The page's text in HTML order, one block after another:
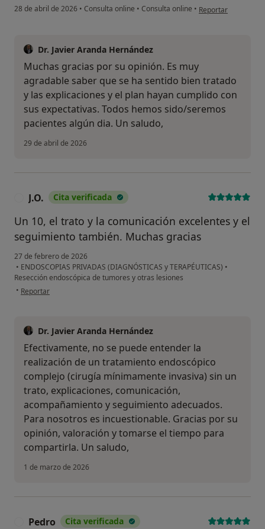
28 de abril de 2026 • Consulta online • Consulta online • en opinión del
Reportar
Dr. Javier Aranda Hernández
Muchas gracias por su opinión. Es muy
agradable saber que se ha sentido bien tratado
y las explicaciones y el plan hayan cumplido con
sus expectativas. Todos hemos sido/seremos
pacientes algún dia. Un saludo,
29 de abril de 2026
J.O. Cita verificada
Un 10, el trato y la comunicación excelentes y el
seguimiento también. Muchas gracias
27 de febrero de 2026
• ENDOSCOPIAS PRIVADAS (DIAGNÓSTICAS y TERAPÉUTICAS) •
Resección endoscópica de tumores y otras lesiones
• en opinión del usuario J.O.
Reportar
Dr. Javier Aranda Hernández
Efectivamente, no se puede entender la
realización de un tratamiento endoscópico
complejo (cirugía mínimamente invasiva) sin un
trato, explicaciones, comunicación,
acompañamiento y seguimiento adecuados.
Para nosotros es incuestionable. Gracias por su
opinión, valoración y tomarse el tiempo para
compartirla. Un saludo,
1 de marzo de 2026
Pedro Cita verificada